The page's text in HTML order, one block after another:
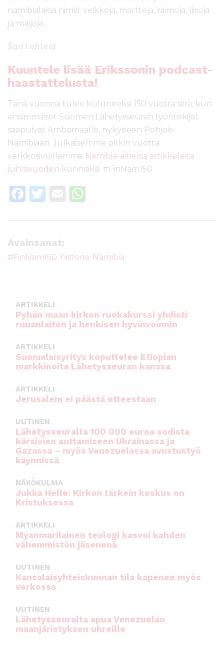
namibialaisia nimiä: veikkoja, martteja, raimoja, liisoja
ja maijoja.
Sari Lehtelä
Kuuntele lisää Erikssonin podcast-
haastattelusta!
Tänä vuonna tulee kuluneeksi 150 vuotta siitä, kun
ensimmäiset Suomen Lähetysseuran työntekijät
saapuivat Ambomaalle, nykyiseen Pohjois-
Namibiaan. Julkaisemme pitkin vuotta
verkkosivuillamme Namibia-aiheisia artikkeleita
juhlavuoden kunniaksi. #FinNam150
F
e
b
k
T
te
r
E
A
Avainsanat:
#FinNam150, historia, Namibia
ARTIKKELI
Pyhän maan kirkon ruokakurssi yhdisti
ruuanlaiton ja henkisen hyvinvoinnin
ARTIKKELI
Suomalaisyritys koputtelee Etiopian
markkinoita Lähetysseuran kanssa
ARTIKKELI
Jerusalem ei päästä otteestaan
UUTINEN
Lähetysseuralta 100 000 euroa sodista
kärsivien auttamiseen Ukrainassa ja
Gazassa – myös Venezuelassa avustustyö
käynnissä
NÄKÖKULMA
Jukka Helle: Kirkon tärkein keskus on
Kristuksessa
ARTIKKELI
Myanmarilainen teologi kasvoi kahden
vähemmistön jäsenenä
UUTINEN
Kansalaisyhteiskunnan tila kapenee myös
verkossa
UUTINEN
Lähetysseuralta apua Venezuelan
maanjäristyksen uhreille